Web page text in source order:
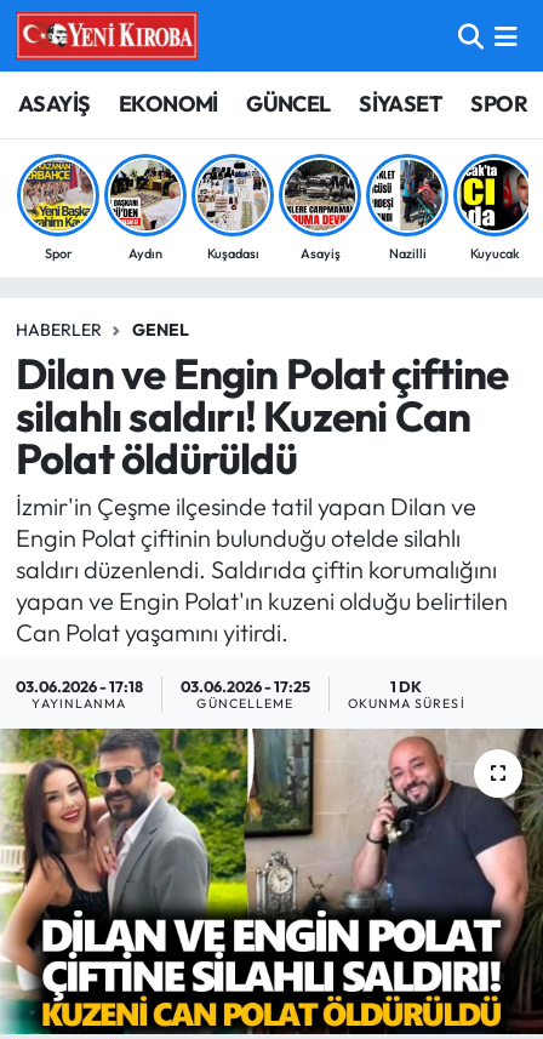
ASAYİŞ EKONOMİ GÜNCEL SİYASET SPOR
Spor Aydın Kuşadası Asayiş Nazilli Kuyucak
HABERLER GENEL
Dilan ve Engin Polat çiftine
silahlı saldırı! Kuzeni Can
Polat öldürüldü
İzmir'in Çeşme ilçesinde tatil yapan Dilan ve
Engin Polat çiftinin bulunduğu otelde silahlı
saldırı düzenlendi. Saldırıda çiftin korumalığını
yapan ve Engin Polat'ın kuzeni olduğu belirtilen
Can Polat yaşamını yitirdi.
03.06.2026 - 17:18
YAYINLANMA
03.06.2026 - 17:25
GÜNCELLEME
1 DK
OKUNMA SÜRESI
ASAYİŞ
BİLİM-TEKNOLOJİ
ÇEVRE
EĞİTİM
EKONOMİ
GÜNCEL
GÜNDEM
MAGAZİN
SAĞLIK
SİYASET
SPOR
TARIM
TURİZM
YAŞAM
RESMİ İLANLAR
Aydın Nöbetçi Eczaneler
Aydın Hava Durumu
Aydin Namaz Vakitleri
Süper Lig Puan Durumu ve Fikstür
Tüm Manşetler
Son Dakika Haberleri
Haber Arşivi